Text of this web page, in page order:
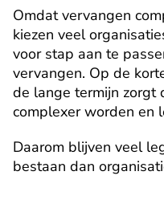
Omdat vervangen
kiezen veel
voor stap aan te
vervangen. Op de
de lange termijn zorgt
complexer worden en
Daarom blijven veel
bestaan dan